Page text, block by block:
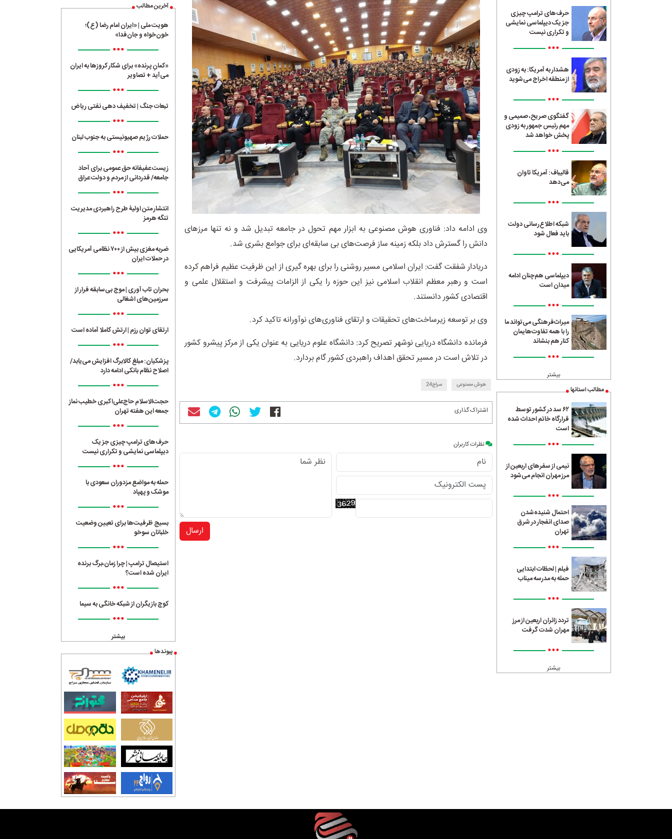
حرف‌های ترامپ چیزی
جز یک دیپلماسی نمایشی
و تکراری نیست
•••
هشدار به آمریکا: به زودی
از منطقه اخراج می‌شوید
•••
گفتگوی صریح، صمیمی و
مهم رئیس جمهور به زودی
پخش خواهد شد
•••
قالیباف: آمریکا تاوان
می‌دهد
•••
شبکه اطلاع‌رسانی دولت
باید فعال شود
•••
دیپلماسی هم‌چنان ادامه
میدان است
•••
میراث‌فرهنگی می‌تواند ما
را با همه تفاوت‌هایمان
کنار هم بنشاند
•••
بیشتر
مطالب استانها
۶۲ سد در کشور توسط
قرارگاه خاتم احداث شده
است
•••
نیمی از سفرهای اربعین از
مرز مهران انجام می‌شود
•••
احتمال شنیده‌شدن
صدای انفجار در شرق
تهران
•••
فیلم | لحظات ابتدایی
حمله به مدرسه میناب
•••
تردد زائران اربعین از مرز
مهران شدت گرفت
•••
بیشتر
وی ادامه داد: فناوری هوش مصنوعی به ابزار مهم تحول در جامعه تبدیل شد و نه تنها مرزهای
دانش را گسترش داد بلکه زمینه ساز فرصت‌های بی سابقه‌ای برای جوامع بشری شد.
دریادار شفقت گفت: ایران اسلامی مسیر روشنی را برای بهره گیری از این ظرفیت عظیم فراهم کرده
است و رهبر معظم انقلاب اسلامی نیز این حوزه را یکی از الزامات پیشرفت و استقلال علمی و
اقتصادی کشور دانستند.
وی بر توسعه زیرساخت‌های تحقیقات و ارتقای فناوری‌های نوآورانه تاکید کرد.
فرمانده دانشگاه دریایی نوشهر تصریح کرد: دانشگاه علوم دریایی به عنوان یکی از مرکز پیشرو کشور
در تلاش است در مسیر تحقق اهداف راهبردی کشور گام بردارد.
هوش مصنوعی سراج24
اشتراک گذاری
نظرات کاربران
ارسال
آخرین مطالب
هویت ملی | «ایران امام رضا (ع)؛
خون‌خواه و جان‌فدا»
•••
«کمانِ پرنده» برای شکار کروزها به ایران
می‌آید + تصاویر
•••
تبعات جنگ | تخفیف دهی نفتی ریاض
•••
حملات رژیم صهیونیستی به جنوب لبنان
•••
زیست عفیفانه حق عمومی برای آحاد
جامعه/ قدردانی از مردم و دولت عراق
•••
انتشار متن اولیۀ طرح راهبردی مدیریت
تنگه هرمز
•••
ضربه مغزی بیش از ۷۰۰ نظامی آمریکایی
در حملات ایران
•••
بحران تاب آوری | موج بی‌سابقه فرار از
سرزمین‌های اشغالی
•••
ارتقای توان رزم | ارتش کاملا آماده است
•••
پزشکیان: مبلغ کالابرگ افزایش می‌یابد/
اصلاح نظام بانکی ادامه دارد
•••
حجت‌الاسلام حاج‌علی‌اکبری خطیب نماز
جمعه این هفته تهران
•••
حرف‌های ترامپ چیزی جز یک
دیپلماسی نمایشی و تکراری نیست
•••
حمله به مواضع مزدوران سعودی با
موشک و پهپاد
•••
بسیج ظرفیت‌ها برای تعیین وضعیت
خلبانان سوخو
•••
استیصال ترامپ | چرا زمان،برگ برنده
ایران شده است؟
•••
کوچ بازیگران از شبکه خانگی به سیما
•••
بیشتر
پیوندها